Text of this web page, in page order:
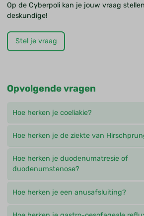
Op de Cyberpoli kan je jouw vraag
deskundige!
Stel je vraag
Opvolgende vragen
Hoe herken je coeliakie?
Hoe herken je de ziekte van
Hoe herken je duodenumatresie of
duodenumstenose?
Hoe herken je een anusafsluiting?